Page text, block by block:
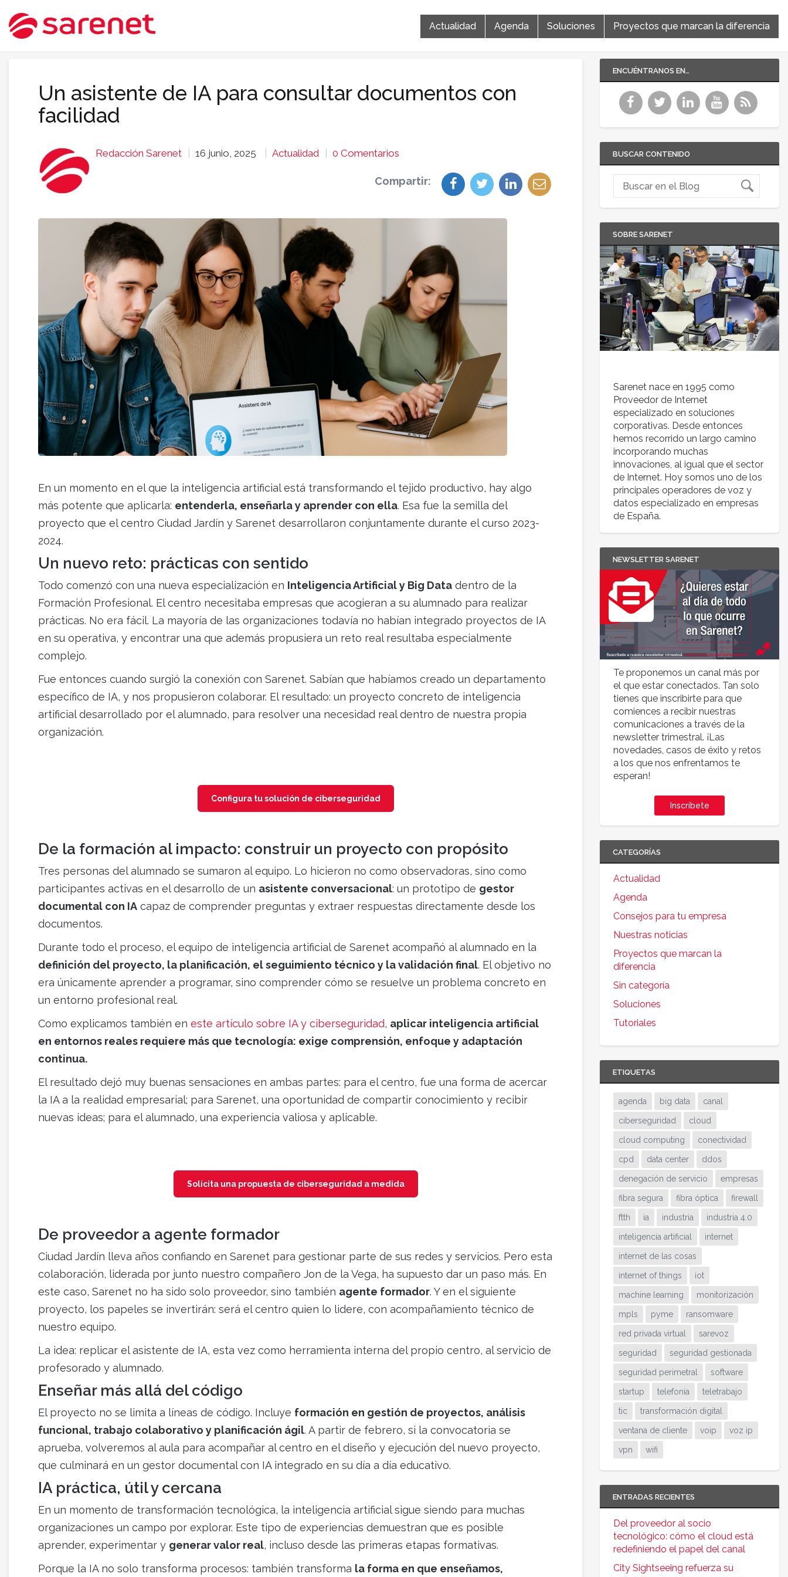
Actualidad Agenda Soluciones Proyectos que marcan la diferencia
Un asistente de IA para consultar documentos con
facilidad
Redacción Sarenet 16 junio, 2025 Actualidad 0 Comentarios
Compartir:
En un momento en el que la inteligencia artificial está transformando el tejido productivo, hay algo
más potente que aplicarla: entenderla, enseñarla y aprender con ella. Esa fue la semilla del
proyecto que el centro Ciudad Jardín y Sarenet desarrollaron conjuntamente durante el curso 2023-
2024.
Un nuevo reto: prácticas con sentido
Todo comenzó con una nueva especialización en Inteligencia Artificial y Big Data dentro de la
Formación Profesional. El centro necesitaba empresas que acogieran a su alumnado para realizar
prácticas. No era fácil. La mayoría de las organizaciones todavía no habían integrado proyectos de IA
en su operativa, y encontrar una que además propusiera un reto real resultaba especialmente
complejo.
Fue entonces cuando surgió la conexión con Sarenet. Sabían que habíamos creado un departamento
específico de IA, y nos propusieron colaborar. El resultado: un proyecto concreto de inteligencia
artificial desarrollado por el alumnado, para resolver una necesidad real dentro de nuestra propia
organización.
Configura tu solución de ciberseguridad
De la formación al impacto: construir un proyecto con propósito
Tres personas del alumnado se sumaron al equipo. Lo hicieron no como observadoras, sino como
participantes activas en el desarrollo de un asistente conversacional: un prototipo de gestor
documental con IA capaz de comprender preguntas y extraer respuestas directamente desde los
documentos.
Durante todo el proceso, el equipo de inteligencia artificial de Sarenet acompañó al alumnado en la
definición del proyecto, la planificación, el seguimiento técnico y la validación final. El objetivo no
era únicamente aprender a programar, sino comprender cómo se resuelve un problema concreto en
un entorno profesional real.
Como explicamos también en este artículo sobre IA y ciberseguridad, aplicar inteligencia artificial
en entornos reales requiere más que tecnología: exige comprensión, enfoque y adaptación
continua.
El resultado dejó muy buenas sensaciones en ambas partes: para el centro, fue una forma de acercar
la IA a la realidad empresarial; para Sarenet, una oportunidad de compartir conocimiento y recibir
nuevas ideas; para el alumnado, una experiencia valiosa y aplicable.
Solicita una propuesta de ciberseguridad a medida
De proveedor a agente formador
Ciudad Jardín lleva años confiando en Sarenet para gestionar parte de sus redes y servicios. Pero esta
colaboración, liderada por junto nuestro compañero Jon de la Vega, ha supuesto dar un paso más. En
este caso, Sarenet no ha sido solo proveedor, sino también agente formador. Y en el siguiente
proyecto, los papeles se invertirán: será el centro quien lo lidere, con acompañamiento técnico de
nuestro equipo.
La idea: replicar el asistente de IA, esta vez como herramienta interna del propio centro, al servicio de
profesorado y alumnado.
Enseñar más allá del código
El proyecto no se limita a líneas de código. Incluye formación en gestión de proyectos, análisis
funcional, trabajo colaborativo y planificación ágil. A partir de febrero, si la convocatoria se
aprueba, volveremos al aula para acompañar al centro en el diseño y ejecución del nuevo proyecto,
que culminará en un gestor documental con IA integrado en su día a día educativo.
IA práctica, útil y cercana
En un momento de transformación tecnológica, la inteligencia artificial sigue siendo para muchas
organizaciones un campo por explorar. Este tipo de experiencias demuestran que es posible
aprender, experimentar y generar valor real, incluso desde las primeras etapas formativas.
Porque la IA no solo transforma procesos: también transforma la forma en que enseñamos,
ENCUÉNTRANOS EN…
BUSCAR CONTENIDO
SOBRE SARENET
Sarenet nace en 1995 como
Proveedor de Internet
especializado en soluciones
corporativas. Desde entonces
hemos recorrido un largo camino
incorporando muchas
innovaciones, al igual que el sector
de Internet. Hoy somos uno de los
principales operadores de voz y
datos especializado en empresas
de España.
NEWSLETTER SARENET
Te proponemos un canal más por
el que estar conectados. Tan solo
tienes que inscribirte para que
comiences a recibir nuestras
comunicaciones a través de la
newsletter trimestral. ¡Las
novedades, casos de éxito y retos
a los que nos enfrentamos te
esperan!
Inscríbete
CATEGORÍAS
Actualidad
Agenda
Consejos para tu empresa
Nuestras noticias
Proyectos que marcan la
diferencia
Sin categoría
Soluciones
Tutoriales
ETIQUETAS
agenda big data canal
ciberseguridad cloud
cloud computing conectividad
cpd data center ddos
denegación de servicio empresas
fibra segura fibra óptica firewall
ftth ia industria industria 4.0
inteligencia artificial internet
internet de las cosas
internet of things iot
machine learning monitorización
mpls pyme ransomware
red privada virtual sarevoz
seguridad seguridad gestionada
seguridad perimetral software
startup telefonía teletrabajo
tic transformación digital
ventana de cliente voip voz ip
vpn wifi
ENTRADAS RECIENTES
Del proveedor al socio
tecnológico: cómo el cloud está
redefiniendo el papel del canal
City Sightseeing refuerza su